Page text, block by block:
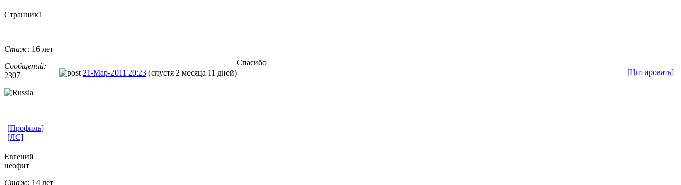
Странник1
Стаж: 16 лет
Сообщений:
2307
21-Мар-2011 20:23 (спустя 2 месяца 11 дней) [Цитировать]
Спасибо
[Профиль]
[ЛС]
Евгений
неофит
Стаж: 14 лет